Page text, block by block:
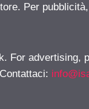
Per
For advertising,
: